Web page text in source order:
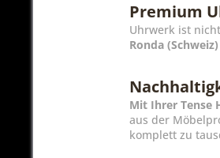
Premium
Uhrwerk ist
Ronda
Mit Ihrer Tense
aus der
komplett zu